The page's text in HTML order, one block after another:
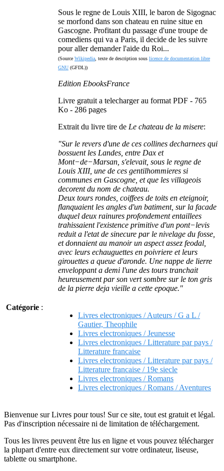
Sous le regne de Louis XIII, le baron de Sigognac
se morfond dans son chateau en ruine situe en
Gascogne. Profitant du passage d'une troupe de
comediens qui va a Paris, il decide de les suivre
pour aller demander l'aide du Roi...
(Source Wikipedia , texte de description sous licence de documentation libre
GNU (GFDL))
Edition EbooksFrance
Livre gratuit a telecharger au format PDF - 765
Ko - 286 pages
Extrait du livre tire de Le chateau de la misere:
"Sur le revers d'une de ces collines decharnees qui
bossuent les Landes, entre Dax et
Mont−de−Marsan, s'elevait, sous le regne de
Louis XIII, une de ces gentilhommieres si
communes en Gascogne, et que les villageois
decorent du nom de chateau.
Deux tours rondes, coiffees de toits en eteignoir,
flanquaient les angles d'un batiment, sur la facade
duquel deux rainures profondement entaillees
trahissaient l'existence primitive d'un pont−levis
reduit a l'etat de sinecure par le nivelage du fosse,
et donnaient au manoir un aspect assez feodal,
avec leurs echauguettes en poivriere et leurs
girouettes a queue d'aronde. Une nappe de lierre
enveloppant a demi l'une des tours tranchait
heureusement par son vert sombre sur le ton gris
de la pierre deja vieille a cette epoque."
Catégorie :
Livres electroniques / Auteurs / G a L /
Gautier, Theophile
Livres electroniques / Jeunesse
Livres electroniques / Litterature par pays /
Litterature francaise
Livres electroniques / Litterature par pays /
Litterature francaise / 19e siecle
Livres electroniques / Romans
Livres electroniques / Romans / Aventures
Bienvenue sur Livres pour tous! Sur ce site, tout est gratuit et légal.
Pas d'inscription nécessaire ni de limitation de téléchargement.
Tous les livres peuvent être lus en ligne et vous pouvez télécharger
la plupart d'entre eux directement sur votre ordinateur, liseuse,
tablette ou smartphone.